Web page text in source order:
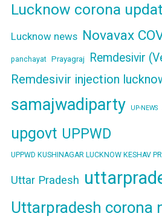
Lucknow corona
Lucknow news Novavax
panchayat Prayagraj Remdesivir
Remdesivir injection
samajwadiparty UP-NEWS
upgovt UPPWD
UPPWD KUSHINAGAR LUCKNOW KESHAV
Uttar Pradesh
Uttarpradesh corona